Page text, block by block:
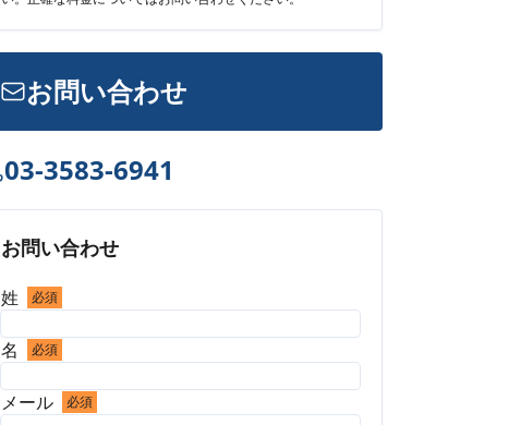
お問い合わせ
03-3583-6941
お問い合わせ
姓 必須
名 必須
メール 必須